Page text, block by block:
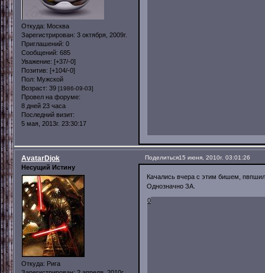
Откуда: Москва
Зарегистрирован: 3 октября, 2009г.
Приглашений: 0
Сообщений: 685
Уважение: [+37/-0]
Позитив: [+104/-0]
Пол: Мужской
Возраст: 39 [1986-09-03]
Провел на форуме:
8 дней 23 часа
Последний визит:
5 мая, 2013г. 23:30:17
Поделиться15 июня, 2010г. 03:01:26
AvatarDjok
Несущий Истину
Откуда: Рига
Качались вчера с этим бишем,
Однозначно ЗА.
0